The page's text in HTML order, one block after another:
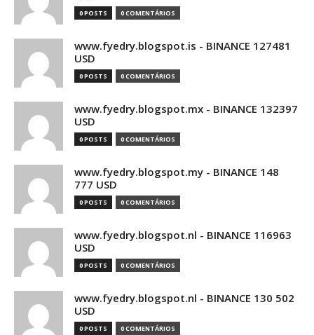
0 POSTS 0 COMENTÁRIOS
www.fyedry.blogspot.is - BINANCE 127481
USD
0 POSTS 0 COMENTÁRIOS
www.fyedry.blogspot.mx - BINANCE 132397
USD
0 POSTS 0 COMENTÁRIOS
www.fyedry.blogspot.my - BINANCE 148
777 USD
0 POSTS 0 COMENTÁRIOS
www.fyedry.blogspot.nl - BINANCE 116963
USD
0 POSTS 0 COMENTÁRIOS
www.fyedry.blogspot.nl - BINANCE 130 502
USD
0 POSTS 0 COMENTÁRIOS